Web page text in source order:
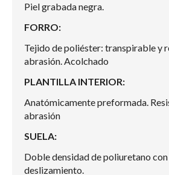
Piel grabada negra.
FORRO:
Tejido de poliéster: transpirable y
abrasión. Acolchado
PLANTILLA INTERIOR:
Anatómicamente preformada.
abrasión
SUELA:
Doble densidad de poliuretano
deslizamiento.